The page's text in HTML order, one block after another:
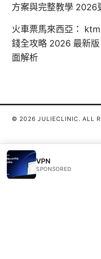
方案與完整教學 2026
火車票馬來西亞：
錢全攻略 2026 最新
面解析
VPN
SPONSORED
© 2026 JULIECLINIC. ALL